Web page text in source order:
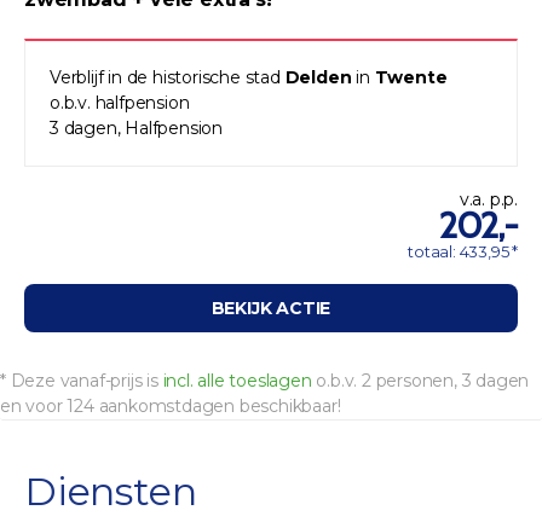
Verblijf in de historische stad Delden in Twente
o.b.v. halfpension
3 dagen, Halfpension
v.a. p.p.
202,-
totaal: 433,95 *
BEKIJK ACTIE
* Deze vanaf-prijs is incl. alle toeslagen o.b.v. 2 personen, 3 dagen
en voor 124 aankomstdagen beschikbaar!
Diensten